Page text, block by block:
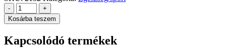
-
+
Kosárba teszem
Kapcsolódó termékek